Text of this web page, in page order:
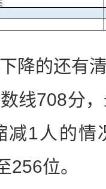
的还有清
线708分
减1人的情
256位。